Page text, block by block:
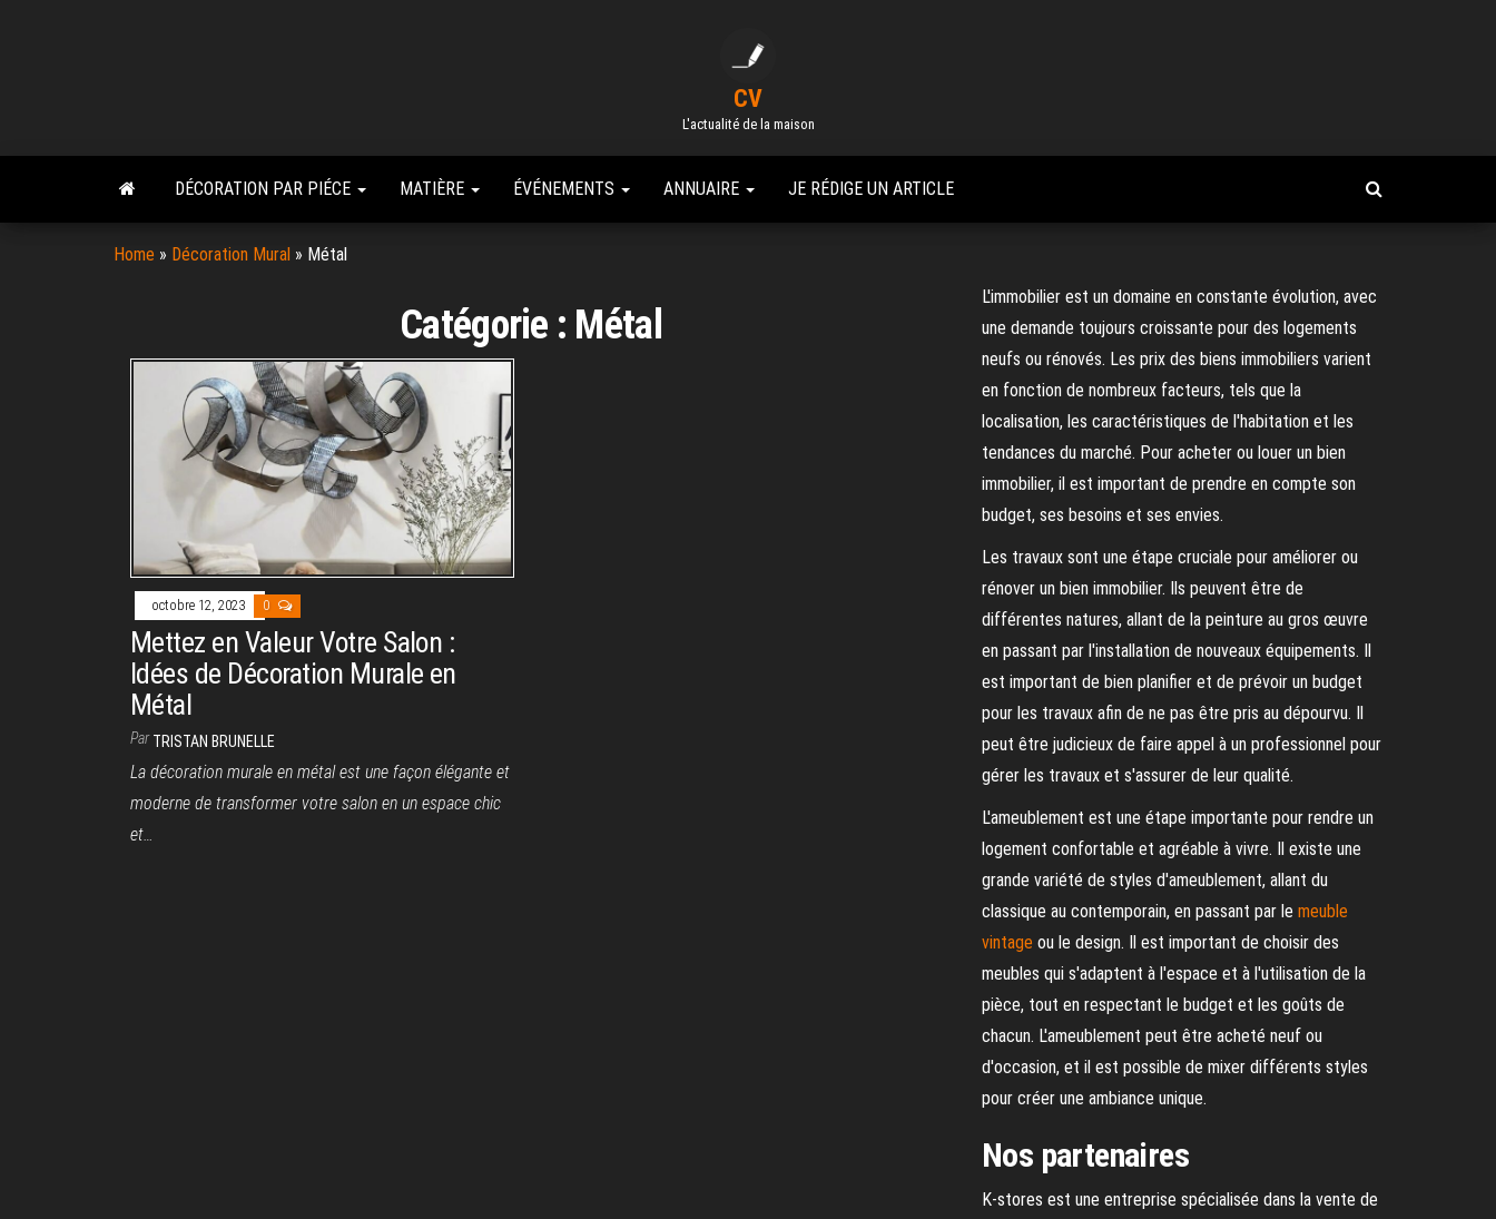
CV
L'actualité de la maison
DÉCORATION PAR PIÉCE MATIÈRE ÉVÉNEMENTS ANNUAIRE JE RÉDIGE UN ARTICLE
Home » Décoration Mural » Métal
Catégorie : Métal
octobre 12, 2023 0
Mettez en Valeur Votre Salon :
Idées de Décoration Murale en
Métal
ParTRISTAN BRUNELLE
La décoration murale en métal est une façon élégante et
moderne de transformer votre salon en un espace chic
et…
L'immobilier est un domaine en constante évolution, avec
une demande toujours croissante pour des logements
neufs ou rénovés. Les prix des biens immobiliers varient
en fonction de nombreux facteurs, tels que la
localisation, les caractéristiques de l'habitation et les
tendances du marché. Pour acheter ou louer un bien
immobilier, il est important de prendre en compte son
budget, ses besoins et ses envies.
Les travaux sont une étape cruciale pour améliorer ou
rénover un bien immobilier. Ils peuvent être de
différentes natures, allant de la peinture au gros œuvre
en passant par l'installation de nouveaux équipements. Il
est important de bien planifier et de prévoir un budget
pour les travaux afin de ne pas être pris au dépourvu. Il
peut être judicieux de faire appel à un professionnel pour
gérer les travaux et s'assurer de leur qualité.
L'ameublement est une étape importante pour rendre un
logement confortable et agréable à vivre. Il existe une
grande variété de styles d'ameublement, allant du
classique au contemporain, en passant par le meuble
vintage ou le design. Il est important de choisir des
meubles qui s'adaptent à l'espace et à l'utilisation de la
pièce, tout en respectant le budget et les goûts de
chacun. L'ameublement peut être acheté neuf ou
d'occasion, et il est possible de mixer différents styles
pour créer une ambiance unique.
Nos partenaires
K-stores est une entreprise spécialisée dans la vente de